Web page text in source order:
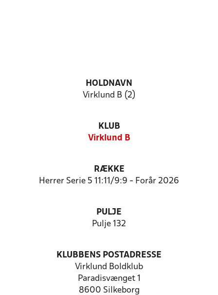
HOLDNAVN
Virklund B (2)
KLUB
Virklund B
RÆKKE
Herrer Serie 5 11:11/9:9 - Forår 2026
PULJE
Pulje 132
KLUBBENS POSTADRESSE
Virklund Boldklub
Paradisvænget 1
8600 Silkeborg